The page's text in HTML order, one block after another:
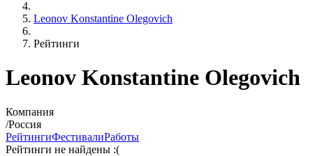
Leonov Konstantine Olegovich
Рейтинги
Leonov Konstantine Olegovich
Компания
/Россия
РейтингиФестивалиРаботы
Рейтинги не найдены :(